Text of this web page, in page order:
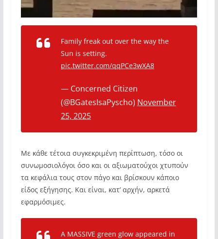
Family freak out over the way the
Sun is setting.
pic.twitter.com/qqPCe3wXA8
— Concerned Citizen
(@BGatesIsaPyscho) November
25, 2025
Με κάθε τέτοια συγκεκριμένη περίπτωση, τόσο οι
συνωμοσιολόγοι όσο και οι αξιωματούχοι χτυπούν
τα κεφάλια τους στον πάγο και βρίσκουν κάποιο
είδος εξήγησης. Και είναι, κατ’ αρχήν, αρκετά
εφαρμόσιμες.
A MASSIVE green glow appeared in